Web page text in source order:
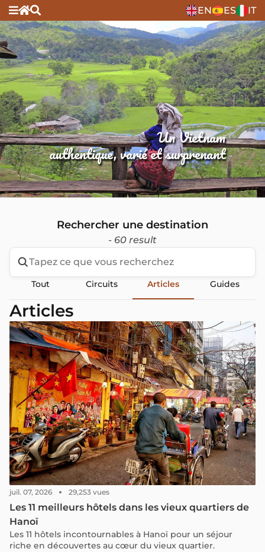
EN ES IT
Un Vietnam
authentique, varié et surprenant
Rechercher une destination
- 60 result
Tout Circuits Articles Guides
Articles
juil. 07, 2026 29,253 vues
Les 11 meilleurs hôtels dans les vieux quartiers de
Hanoï
Les 11 hôtels incontournables à Hanoï pour un séjour
riche en découvertes au cœur du vieux quartier.